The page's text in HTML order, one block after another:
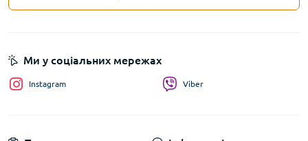
Ми у соціальних мережах
Instagram Viber